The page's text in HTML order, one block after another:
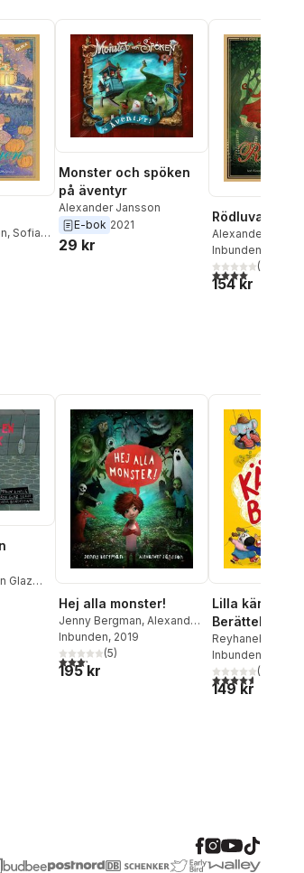
, Sofia
antal röster:
Monster och spöken
på äventyr
Alexander Jansson
E-bok 2021
29 kr
Rödluvan
Alexander
Jensfelt
Inbunden
4,0utav 5(
154 kr
Glaz
antal röster:
Hej alla monster!
Jenny Bergman, Alexander
Jansson
Inbunden, 2019
3,2utav 5 stjärnor. Totalt antal röster:
(5)
195 kr
Lilla
Berättelser
om känslor
Reyhaneh
Inbunden
4,6utav 5(
149 kr